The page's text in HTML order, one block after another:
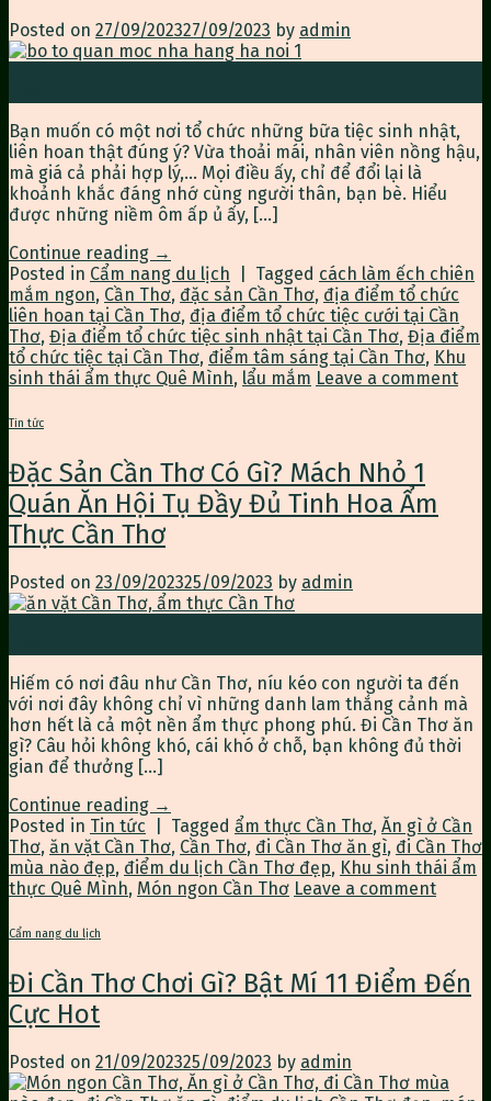
Posted on 27/09/202327/09/2023 by admin
Bạn muốn có một nơi tổ chức những bữa tiệc sinh nhật,
liên hoan thật đúng ý? Vừa thoải mái, nhân viên nồng hậu,
mà giá cả phải hợp lý,… Mọi điều ấy, chỉ để đổi lại là
khoảnh khắc đáng nhớ cùng người thân, bạn bè. Hiểu
được những niềm ôm ấp ủ ấy, […]
Continue reading →
Posted in Cẩm nang du lịch Tagged cách làm ếch chiên
mắm ngon, Cần Thơ, đặc sản Cần Thơ, địa điểm tổ chức
liên hoan tại Cần Thơ, địa điểm tổ chức tiệc cưới tại Cần
Thơ, Địa điểm tổ chức tiệc sinh nhật tại Cần Thơ, Địa điểm
tổ chức tiệc tại Cần Thơ, điểm tâm sáng tại Cần Thơ, Khu
sinh thái ẩm thực Quê Mình, lẩu mắm Leave a comment
Tin tức
Đặc Sản Cần Thơ Có Gì? Mách Nhỏ 1
Quán Ăn Hội Tụ Đầy Đủ Tinh Hoa Ẩm
Thực Cần Thơ
Posted on 23/09/202325/09/2023 by admin
Hiếm có nơi đâu như Cần Thơ, níu kéo con người ta đến
với nơi đây không chỉ vì những danh lam thắng cảnh mà
hơn hết là cả một nền ẩm thực phong phú. Đi Cần Thơ ăn
gì? Câu hỏi không khó, cái khó ở chỗ, bạn không đủ thời
gian để thưởng […]
Continue reading →
Posted in Tin tức Tagged ẩm thực Cần Thơ, Ăn gì ở Cần
Thơ, ăn vặt Cần Thơ, Cần Thơ, đi Cần Thơ ăn gì, đi Cần Thơ
mùa nào đẹp, điểm du lịch Cần Thơ đẹp, Khu sinh thái ẩm
thực Quê Mình, Món ngon Cần Thơ Leave a comment
Cẩm nang du lịch
Đi Cần Thơ Chơi Gì? Bật Mí 11 Điểm Đến
Cực Hot
Posted on 21/09/202325/09/2023 by admin